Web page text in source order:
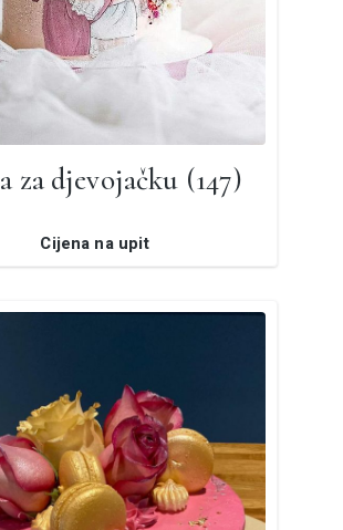
za djevojačku (147)
Cijena na upit